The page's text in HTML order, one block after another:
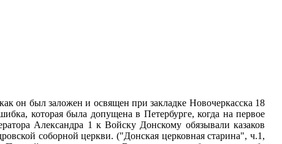
он был заложен и освящен при закладке Новочеркасска 18
которая была допущена в Петербурге, когда на первое
Александра 1 к Войску Донскому обязывали казаков
соборной церкви. ("Донская церковная старина", ч.1,